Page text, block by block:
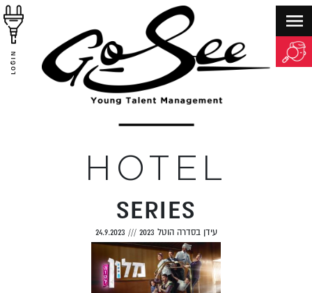
LOGIN
HOTEL
SERIES
עידן בסדרה הוטל 2023 ///
24.9.2023